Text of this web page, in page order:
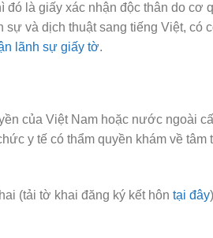
là giấy xác nhận độc thân do cơ
và dịch thuật sang tiếng Việt, có
lãnh sự giấy tờ.
của Việt Nam hoặc nước ngoài
y tế có thẩm quyền khám về tâm
(tải tờ khai đăng ký kết hôn tại đây